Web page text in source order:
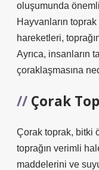
oluşumunda
Hayvanların
hareketleri,
Ayrıca, insanların
çoraklaşmasına
Çorak
Çorak toprak, bitki
toprağın verimli
maddelerini ve